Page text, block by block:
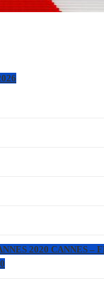
2020 CANNES –